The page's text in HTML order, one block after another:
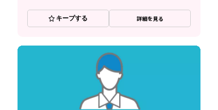
キープする 詳細を見る